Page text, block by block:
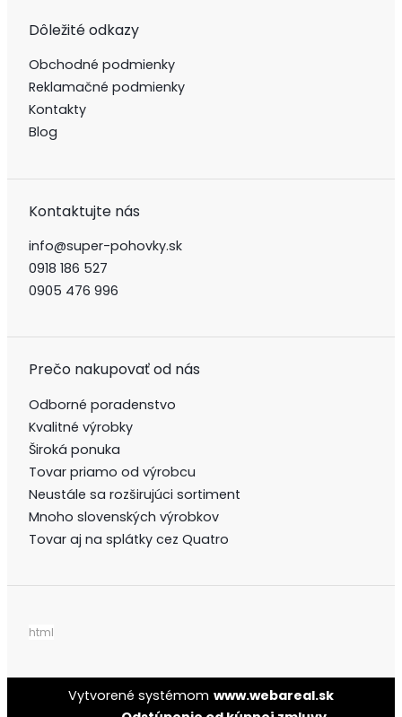
Dôležité odkazy
Obchodné podmienky
Reklamačné podmienky
Kontakty
Blog
Kontaktujte nás
info@super-pohovky.sk
0918 186 527
0905 476 996
Prečo nakupovať od nás
Odborné poradenstvo
Kvalitné výrobky
Široká ponuka
Tovar priamo od výrobcu
Neustále sa rozširujúci sortiment
Mnoho slovenských výrobkov
Tovar aj na splátky cez Quatro
html
Vytvorené systémom www.webareal.sk